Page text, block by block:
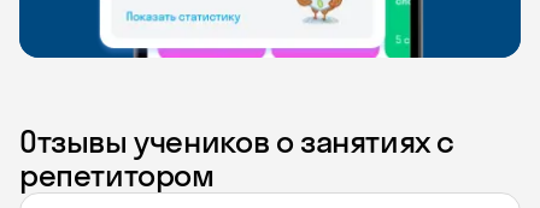
Отзывы учеников о занятиях с
репетитором